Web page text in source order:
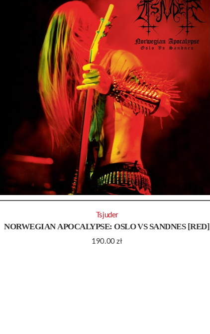
NORWEGIAN APOCALYPSE: OSLO VS SANDNES [RED]
190.00zł
Tsjuder